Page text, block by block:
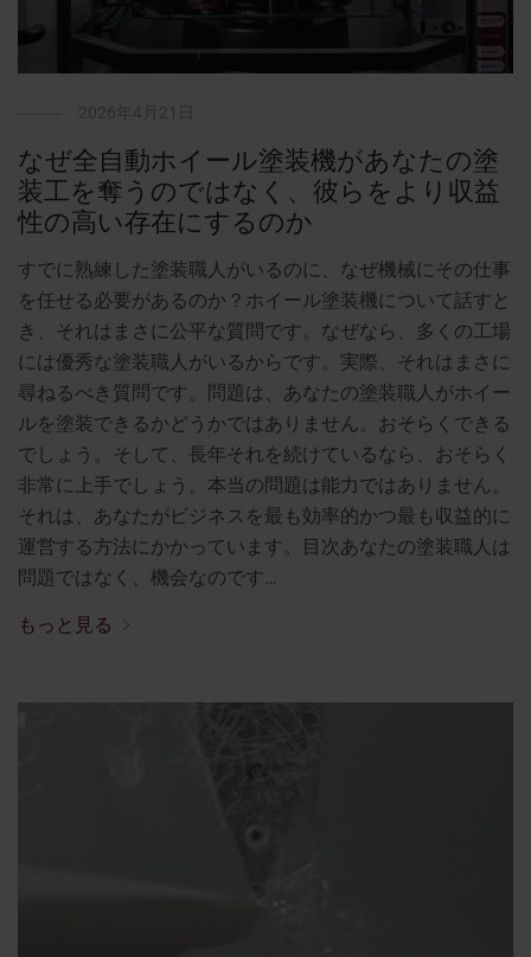
なぜ全自動ホイール塗装機があなたの塗
装工を奪うのではなく、彼らをより収益
性の高い存在にするのか
すでに熟練した塗装職人がいるのに、なぜ機械にその仕事
を任せる必要があるのか？ホイール塗装機について話すと
き、それはまさに公平な質問です。なぜなら、多くの工場
には優秀な塗装職人がいるからです。実際、それはまさに
尋ねるべき質問です。問題は、あなたの塗装職人がホイー
ルを塗装できるかどうかではありません。おそらくできる
でしょう。そして、長年それを続けているなら、おそらく
非常に上手でしょう。本当の問題は能力ではありません。
それは、あなたがビジネスを最も効率的かつ最も収益的に
運営する方法にかかっています。目次あなたの塗装職人は
問題ではなく、機会なのです…
もっと見る